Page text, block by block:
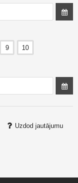
9 10
Uzdod jautājumu